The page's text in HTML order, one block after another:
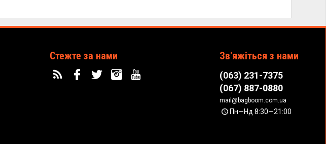
Стежте за нами Зв'яжіться з нами
(063) 231-7375
(067) 887-0880
mail@bagboom.com.ua
Пн—Нд 8:30—21:00